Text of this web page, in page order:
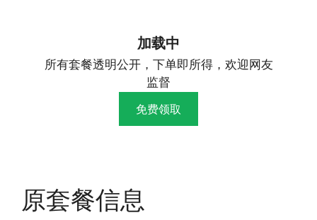
加载中
所有套餐透明公开，下单即所得，欢迎网友
监督
免费领取
原套餐信息